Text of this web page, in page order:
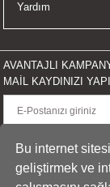
Bu internet
geliştirmek ve
Yardım
AVANTAJLI
MAİL KAYDINIZI
SOSYAL MEDYADA